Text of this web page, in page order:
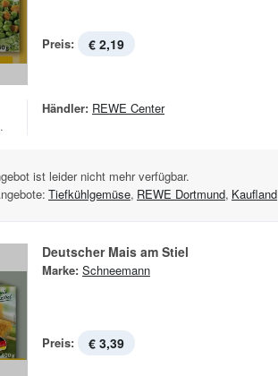
Preis: € 2,19
Händler: REWE Center
ist leider nicht mehr verfügbar.
Tiefkühlgemüse, REWE Dortmund, Kaufland
Deutscher Mais am Stiel
Marke: Schneemann
Preis: € 3,39